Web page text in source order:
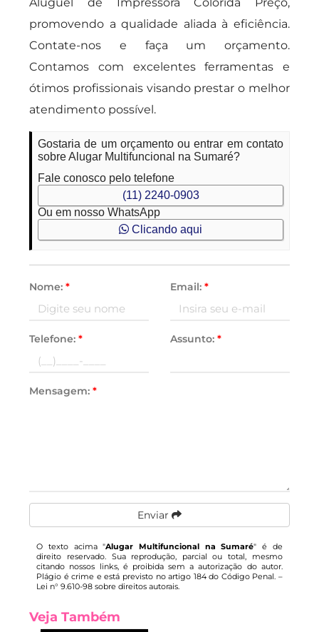
promovendo a qualidade aliada à eficiência.
Contate-nos e faça um orçamento.
Contamos com excelentes ferramentas e
ótimos profissionais visando prestar o melhor
atendimento possível.
Gostaria de um orçamento ou entrar em contato
sobre Alugar Multifuncional na Sumaré?
Fale conosco pelo telefone
(11) 2240-0903
Ou em nosso WhatsApp
Clicando aqui
Nome:* Email: *
Telefone:* Assunto: *
Mensagem:*
Enviar
O texto acima "Alugar Multifuncional na Sumaré" é de
direito reservado. Sua reprodução, parcial ou total, mesmo
citando nossos links, é proibida sem a autorização do autor.
Plágio é crime e está previsto no artigo 184 do Código Penal. –
Lei n° 9.610-98 sobre direitos autorais.
Veja Também